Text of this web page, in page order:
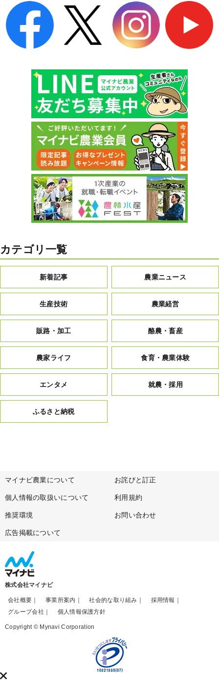
カテゴリ一覧
新着記事 農業ニュース
生産技術 農業経営
販路・加工 酪農・畜産
農家ライフ 食育・農業体験
エンタメ 就農・採用
ふるさと納税
マイナビ農業について お詫びと訂正
個人情報の取扱いについて 利用規約
推奨環境 お問い合わせ
広告掲載について
株式会社マイナビ
会社概要 事業所案内 社会的な取り組み
採用情報
グループ会社
個人情報保護方針
Copyright © Mynavi Corporation